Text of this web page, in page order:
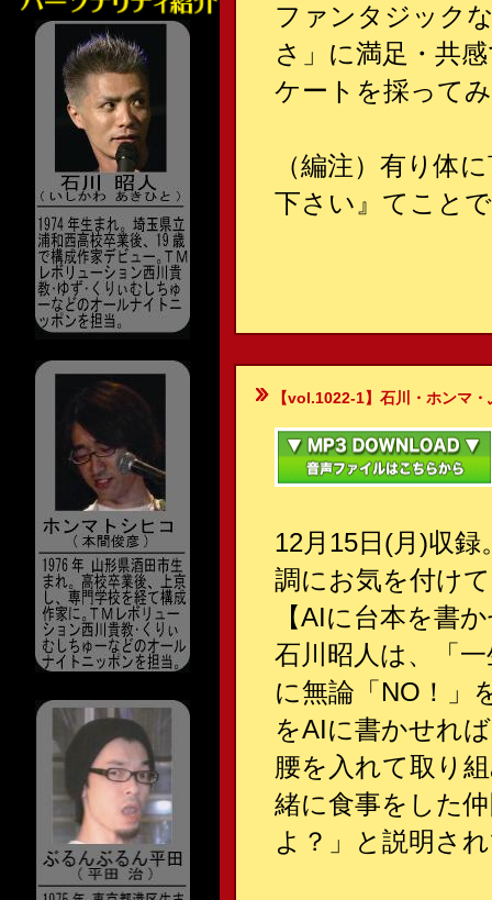
ファンタジック
さ」に満足・共
ケートを採って
（編注）有り体
下さい』てこと
【vol.1022-1】石川・ホンマ・
12月15日(月)収
調にお気を付け
【AIに台本を書
石川昭人は、「
に無論「NO！」
をAIに書かせれ
腰を入れて取り
緒に食事をした
よ？」と説明さ